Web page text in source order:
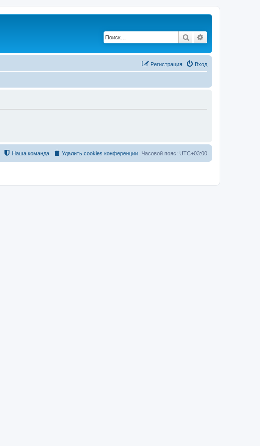
Поиск
Вход
Регистрация
Часовой пояс: UTC+03:00
Удалить cookies конференции
Наша команда